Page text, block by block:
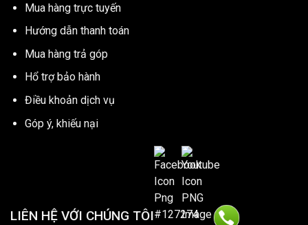
Mua hàng trực tuyến
Hướng dẫn thanh toán
Mua hàng trả góp
Hổ trợ bảo hành
Điều khoản dịch vụ
Góp ý, khiếu nại
LIÊN HỆ VỚI CHÚNG TÔI